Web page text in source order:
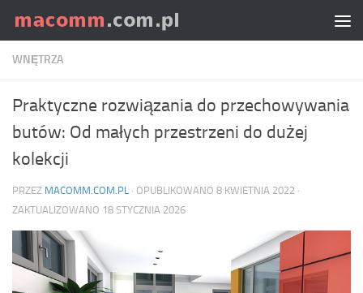
Skip to content
WNĘTRZA
Praktyczne rozwiązania do przechowywania
butów: Od małych przestrzeni do dużej
kolekcji
PRZEZ MACOMM.COM.PL · OPUBLIKOWANO 8 KWIETNIA 2022 ·
ZAKTUALIZOWANO 18 STYCZNIA 2026